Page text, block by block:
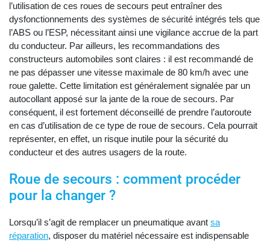
l’utilisation de ces roues de secours peut entraîner des
dysfonctionnements des systèmes de sécurité intégrés tels que
l’ABS ou l’ESP, nécessitant ainsi une vigilance accrue de la part
du conducteur. Par ailleurs, les recommandations des
constructeurs automobiles sont claires : il est recommandé de
ne pas dépasser une vitesse maximale de 80 km/h avec une
roue galette. Cette limitation est généralement signalée par un
autocollant apposé sur la jante de la roue de secours. Par
conséquent, il est fortement déconseillé de prendre l’autoroute
en cas d’utilisation de ce type de roue de secours. Cela pourrait
représenter, en effet, un risque inutile pour la sécurité du
conducteur et des autres usagers de la route.
Roue de secours : comment procéder
pour la changer ?
Lorsqu’il s’agit de remplacer un pneumatique avant sa
réparation, disposer du matériel nécessaire est indispensable